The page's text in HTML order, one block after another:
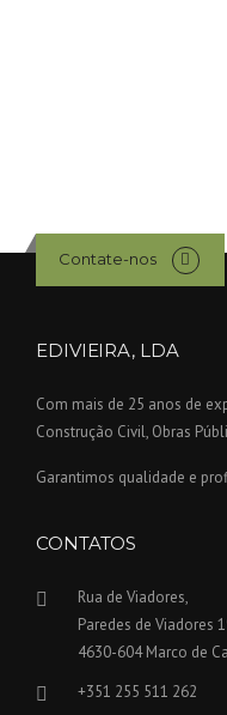
Contate-nos
EDIVIEIRA, LDA
Com mais de 25 anos de
Construção Civil, Obras
Garantimos qualidade e
CONTATOS
Rua de Viadores,
Paredes de Viadores
4630-604 Marco de
+351 255 511 262